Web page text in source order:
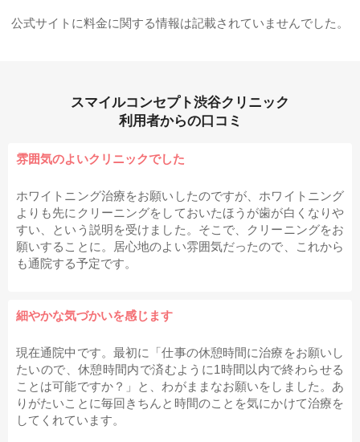
公式サイトに料金に関する情報は記載されていませんでした。
スマイルコンセプト渋谷クリニック
利用者からの口コミ
雰囲気のよいクリニックでした
ホワイトニング治療をお願いしたのですが、ホワイトニング
よりも先にクリーニングをしておいたほうが歯が白くなりや
すい、という説明を受けました。そこで、クリーニングをお
願いすることに。居心地のよい雰囲気だったので、これから
も通院する予定です。
細やかな気づかいを感じます
現在通院中です。最初に「仕事の休憩時間に治療をお願いし
たいので、休憩時間内で済むように1時間以内で終わらせる
ことは可能ですか？」と、わがままなお願いをしました。あ
りがたいことに毎回きちんと時間のことを気にかけて治療を
してくれています。